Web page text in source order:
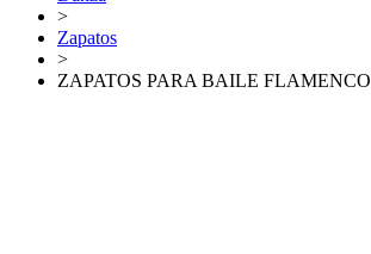
>
Zapatos
>
ZAPATOS PARA BAILE FLAMENCO